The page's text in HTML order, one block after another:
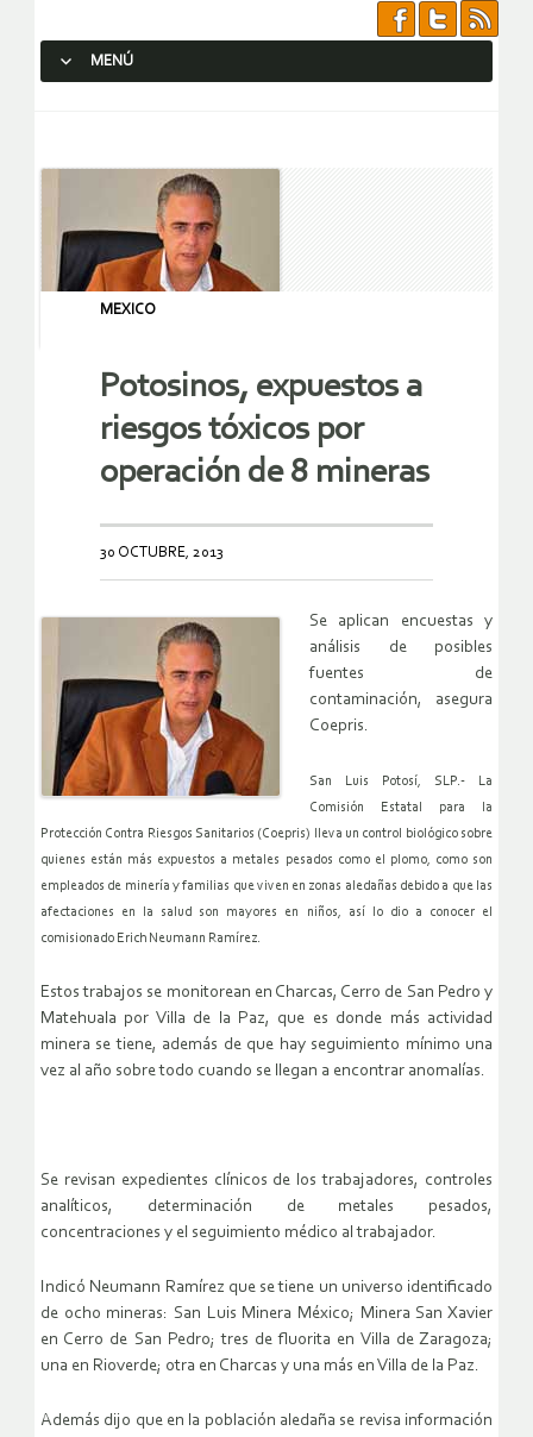
MENÚ
MEXICO
Potosinos, expuestos a
riesgos tóxicos por
operación de 8 mineras
30 OCTUBRE, 2013
Se aplican encuestas y
análisis de posibles
fuentes de
contaminación, asegura
Coepris.
San Luis Potosí, SLP.- La
Comisión Estatal para la
Protección Contra Riesgos Sanitarios (Coepris) lleva un control biológico sobre
quienes están más expuestos a metales pesados como el plomo, como son
empleados de minería y familias que viven en zonas aledañas debido a que las
afectaciones en la salud son mayores en niños, así lo dio a conocer el
comisionado Erich Neumann Ramírez.
Estos trabajos se monitorean en Charcas, Cerro de San Pedro y
Matehuala por Villa de la Paz, que es donde más actividad
minera se tiene, además de que hay seguimiento mínimo una
vez al año sobre todo cuando se llegan a encontrar anomalías.
Se revisan expedientes clínicos de los trabajadores, controles
analíticos, determinación de metales pesados,
concentraciones y el seguimiento médico al trabajador.
Indicó Neumann Ramírez que se tiene un universo identificado
de ocho mineras: San Luis Minera México; Minera San Xavier
en Cerro de San Pedro; tres de fluorita en Villa de Zaragoza;
una en Rioverde; otra en Charcas y una más en Villa de la Paz.
Además dijo que en la población aledaña se revisa información